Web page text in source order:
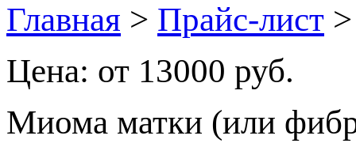
Главная > Прайс-лист >
Цена: от 13000 руб.
Миома матки (или